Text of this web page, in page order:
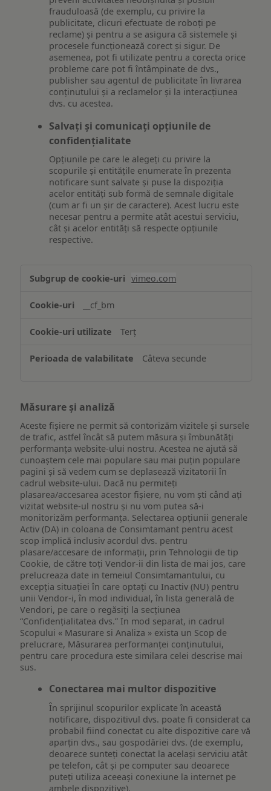
frauduloasă (de exemplu, cu privire la
publicitate, clicuri efectuate de roboți pe
reclame) și pentru a se asigura că sistemele și
procesele funcționează corect și sigur. De
asemenea, pot fi utilizate pentru a corecta orice
probleme care pot fi întâmpinate de dvs.,
publisher sau agentul de publicitate în livrarea
conținutului și a reclamelor și la interacțiunea
dvs. cu acestea.
Salvați și comunicați opțiunile de
confidențialitate
Opțiunile pe care le alegeți cu privire la
scopurile și entitățile enumerate în prezenta
notificare sunt salvate și puse la dispoziția
acelor entități sub formă de semnale digitale
(cum ar fi un șir de caractere). Acest lucru este
necesar pentru a permite atât acestui serviciu,
cât și acelor entități să respecte opțiunile
respective.
funcționalităților
ului
vimeo.com
__cf_bm
Terț
Câteva secunde
Măsurare și analiză
Aceste fișiere ne permit să contorizăm vizitele și sursele
de trafic, astfel încât să putem măsura și îmbunătăți
performanța website-ului nostru. Acestea ne ajută să
cunoaștem cele mai populare sau mai puțin populare
pagini și să vedem cum se deplasează vizitatorii în
cadrul website-ului. Dacă nu permiteți
plasarea/accesarea acestor fișiere, nu vom ști când ați
vizitat website-ul nostru și nu vom putea să-i
monitorizăm performanța. Selectarea opțiunii generale
Activ (DA) in coloana de Consimtamant pentru acest
scop implică inclusiv acordul dvs. pentru
plasare/accesare de informații, prin Tehnologii de tip
Cookie, de către toți Vendor-ii din lista de mai jos, care
prelucreaza date in temeiul Consimtamantului, cu
excepția situației în care optați cu Inactiv (NU) pentru
unii Vendor-i, în mod individual, în lista generală de
Vendori, pe care o regăsiți la secțiunea
“Confidențialitatea dvs.” In mod separat, in cadrul
Scopului « Masurare si Analiza » exista un Scop de
prelucrare, Măsurarea performanței conținutului,
pentru care procedura este similara celei descrise mai
sus.
Conectarea mai multor dispozitive
În sprijinul scopurilor explicate în această
notificare, dispozitivul dvs. poate fi considerat ca
probabil fiind conectat cu alte dispozitive care vă
aparțin dvs., sau gospodăriei dvs. (de exemplu,
deoarece sunteți conectat la același serviciu atât
pe telefon, cât și pe computer sau deoarece
puteți utiliza aceeași conexiune la internet pe
ambele dispozitive).